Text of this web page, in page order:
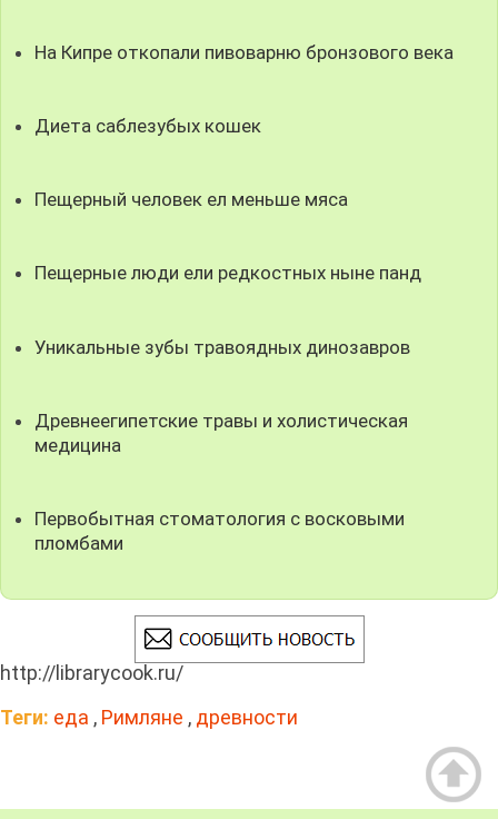
На Кипре откопали пивоварню бронзового века
Диета саблезубых кошек
Пещерный человек ел меньше мяса
Пещерные люди ели редкостных ныне панд
Уникальные зубы травоядных динозавров
Древнеегипетские травы и холистическая
медицина
Первобытная стоматология с восковыми
пломбами
http://librarycook.ru/
Теги: еда , Римляне , древности